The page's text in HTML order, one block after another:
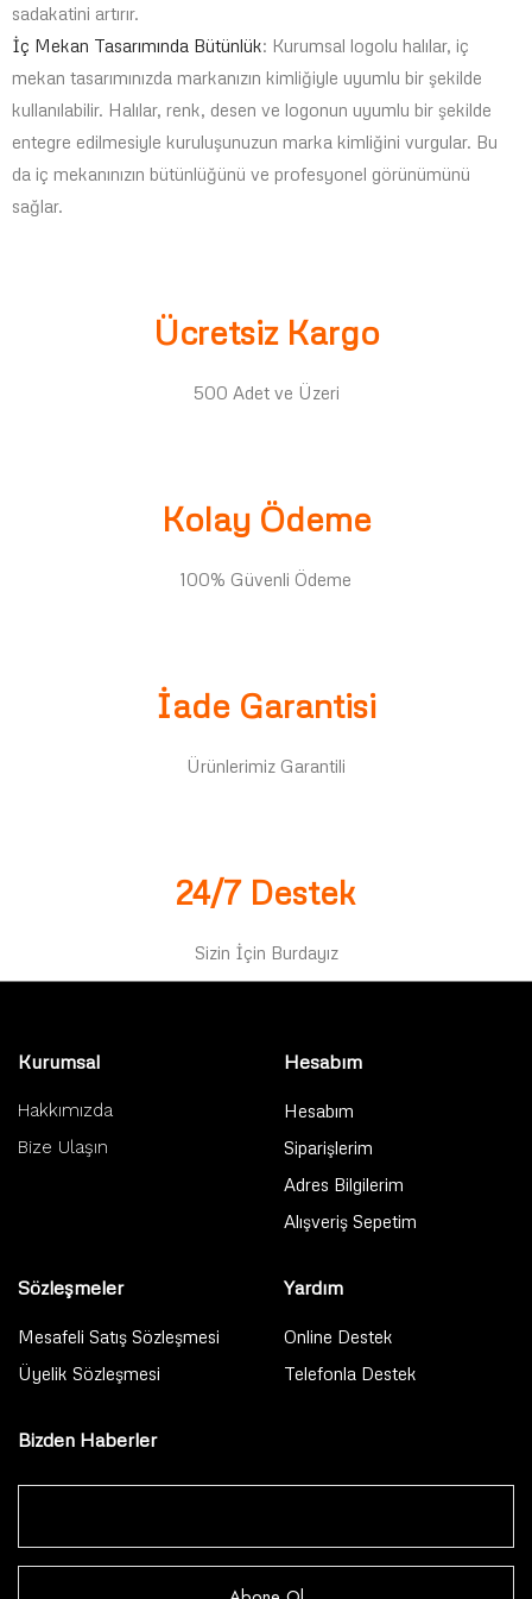
sadakatini artırır.
İç Mekan Tasarımında Bütünlük: Kurumsal logolu halılar, iç
mekan tasarımınızda markanızın kimliğiyle uyumlu bir şekilde
kullanılabilir. Halılar, renk, desen ve logonun uyumlu bir şekilde
entegre edilmesiyle kuruluşunuzun marka kimliğini vurgular. Bu
da iç mekanınızın bütünlüğünü ve profesyonel görünümünü
sağlar.
Ücretsiz Kargo
500 Adet ve Üzeri
Kolay Ödeme
100% Güvenli Ödeme
İade Garantisi
Ürünlerimiz Garantili
24/7 Destek
Sizin İçin Burdayız
Kurumsal
Hakkımızda
Bize Ulaşın
Hesabım
Hesabım
Siparişlerim
Adres Bilgilerim
Alışveriş Sepetim
Sözleşmeler
Mesafeli Satış Sözleşmesi
Üyelik Sözleşmesi
Yardım
Online Destek
Telefonla Destek
Bizden Haberler